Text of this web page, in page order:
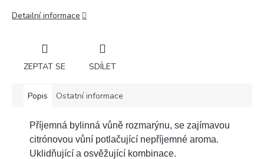
Detailní informace
ZEPTAT SE SDÍLET
Popis Ostatní informace
Příjemná bylinná vůně rozmarýnu, se zajímavou
citrónovou vůní potlačující nepříjemné aroma.
Uklidňující a osvěžující kombinace.